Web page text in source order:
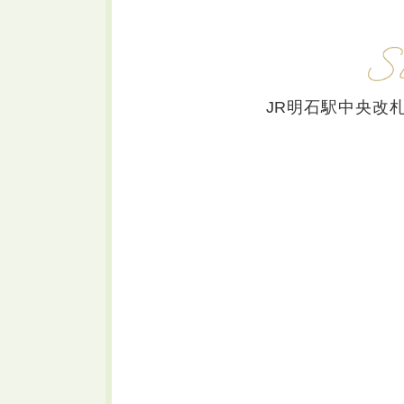
JR明石駅中央改